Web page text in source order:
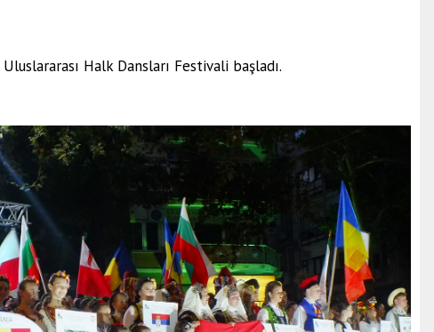
Halk Dansları Festivali başladı.